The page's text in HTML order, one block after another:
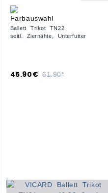
Ballett Trikot TN22
seitl. Ziernähte, Unterfutter
45.90€ 61.90*